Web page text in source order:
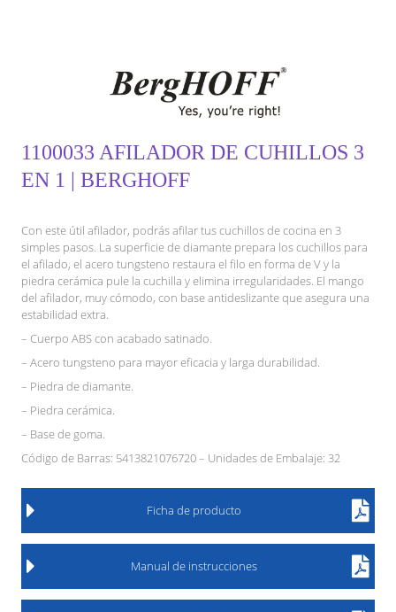
1100033 AFILADOR DE CUHILLOS 3
EN 1 | BERGHOFF
Con este útil afilador, podrás afilar tus cuchillos de cocina en 3
simples pasos. La superficie de diamante prepara los cuchillos para
el afilado, el acero tungsteno restaura el filo en forma de V y la
piedra cerámica pule la cuchilla y elimina irregularidades. El mango
del afilador, muy cómodo, con base antideslizante que asegura una
estabilidad extra.
– Cuerpo ABS con acabado satinado.
– Acero tungsteno para mayor eficacia y larga durabilidad.
– Piedra de diamante.
– Piedra cerámica.
– Base de goma.
Código de Barras: 5413821076720 – Unidades de Embalaje: 32
Ficha de producto
Manual de instrucciones